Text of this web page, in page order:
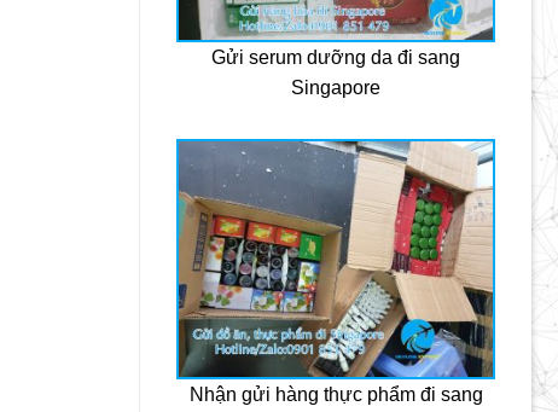
Gửi serum dưỡng da đi sang
Singapore
Nhận gửi hàng thực phẩm đi sang